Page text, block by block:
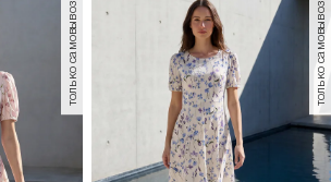
только самовывоз только самовывоз